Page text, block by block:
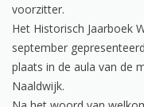
voorzitter.
Het Historisch Jaarboek
september
plaats in de aula van de
Naaldwijk.